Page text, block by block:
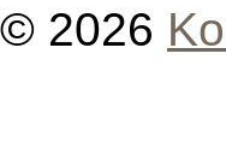
© 2026